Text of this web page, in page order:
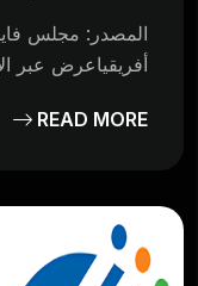
المصدر: مجلس
أفريقياعرض عبر
READ MORE